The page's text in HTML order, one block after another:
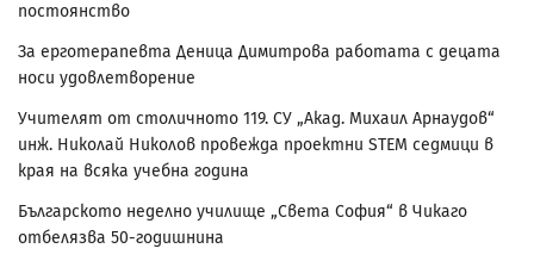
постоянство
За ерготерапевта Деница Димитрова работата с децата
носи удовлетворение
Учителят от столичното 119. СУ „Акад. Михаил Арнаудов“
инж. Николай Николов провежда проектни STEM седмици в
края на всяка учебна година
Българското неделно училище „Света София“ в Чикаго
отбелязва 50-годишнина